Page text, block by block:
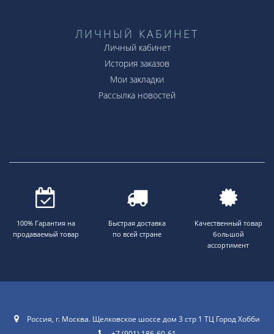
ЛИЧНЫЙ КАБИНЕТ
Личный кабинет
История заказов
Мои закладки
Рассылка новостей
100% Гарантия на
продаваемый товар
Быстрая доставка
по всей стране
Качественный товар
большой
ассортимент
Россия, г. Москва. Щелковское шоссе дом 3 стр 1 ТЦ Город Хобби